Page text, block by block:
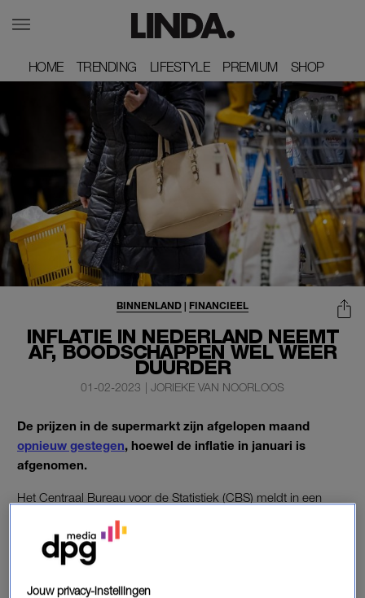
HOME
HOME TRENDING
TRENDING LIFESTYLE
LIFESTYLE PREMIUM
PREMIUM SHOP
SHOP
INFLATIE IN NEDERLAND NEEMT
AF, BOODSCHAPPEN WEL WEER
DUURDER
BINNENLAND | FINANCIEEL
01-02-2023 | JORIEKE VAN NOORLOOS
De prijzen in de supermarkt zijn afgelopen maand
opnieuw gestegen, hoewel de inflatie in januari is
afgenomen.
Het Centraal Bureau voor de Statistiek (CBS) meldt in een
7,6 procent op jaarbasis. In december was dat nog 9,6
procent.
Jouw privacy-instellingen